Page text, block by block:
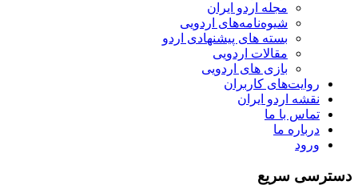
مجله اردو ایران
شیوه‌نامه‌های اردویی
بسته های پیشنهادی اردو
مقالات اردویی
بازی های اردویی
روایت‌های کاربران
نقشه اردو ایران
تماس با ما
درباره ما
ورود
دسترسی سریع